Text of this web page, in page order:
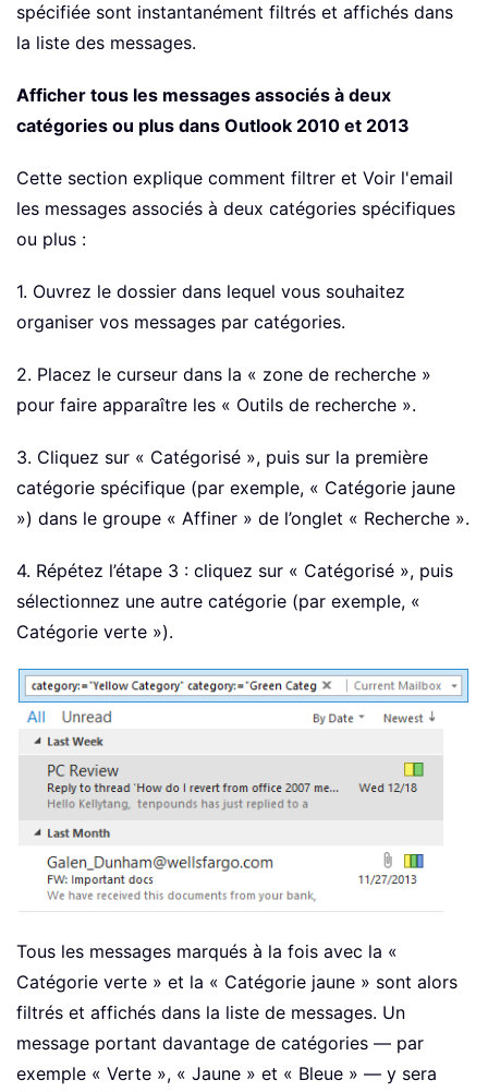
spécifiée sont instantanément filtrés et affichés dans
la liste des messages.
Afficher tous les messages associés à deux
catégories ou plus dans Outlook 2010 et 2013
Cette section explique comment filtrer et Voir l'email
les messages associés à deux catégories spécifiques
ou plus :
1. Ouvrez le dossier dans lequel vous souhaitez
organiser vos messages par catégories.
2. Placez le curseur dans la « zone de recherche »
pour faire apparaître les « Outils de recherche ».
3. Cliquez sur « Catégorisé », puis sur la première
catégorie spécifique (par exemple, « Catégorie jaune
») dans le groupe « Affiner » de l’onglet « Recherche ».
4. Répétez l’étape 3 : cliquez sur « Catégorisé », puis
sélectionnez une autre catégorie (par exemple, «
Catégorie verte »).
Tous les messages marqués à la fois avec la «
Catégorie verte » et la « Catégorie jaune » sont alors
filtrés et affichés dans la liste de messages. Un
message portant davantage de catégories — par
exemple « Verte », « Jaune » et « Bleue » — y sera